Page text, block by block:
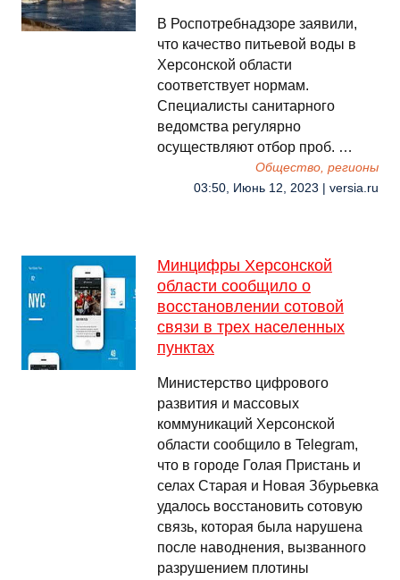
В Роспотребнадзоре заявили,
что качество питьевой воды в
Херсонской области
соответствует нормам.
Специалисты санитарного
ведомства регулярно
осуществляют отбор проб. …
Общество, регионы
03:50, Июнь 12, 2023 | versia.ru
Минцифры Херсонской
области сообщило о
восстановлении сотовой
связи в трех населенных
пунктах
Министерство цифрового
развития и массовых
коммуникаций Херсонской
области сообщило в Telegram,
что в городе Голая Пристань и
селах Старая и Новая Збурьевка
удалось восстановить сотовую
связь, которая была нарушена
после наводнения, вызванного
разрушением плотины